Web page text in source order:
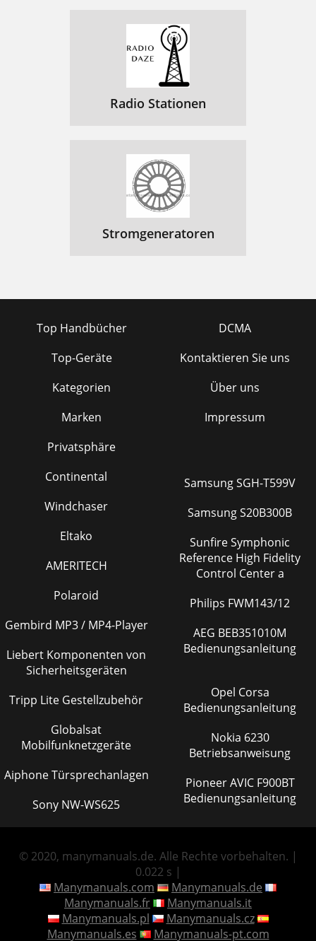
Radio Stationen
Stromgeneratoren
Top Handbücher
Top-Geräte
Kategorien
Marken
Privatsphäre
DCMA
Kontaktieren Sie uns
Über uns
Impressum
Continental
Windchaser
Eltako
AMERITECH
Polaroid
Gembird MP3 / MP4-Player
Liebert Komponenten von
Sicherheitsgeräten
Tripp Lite Gestellzubehör
Globalsat
Mobilfunknetzgeräte
Aiphone Türsprechanlagen
Sony NW-WS625
Samsung SGH-T599V
Samsung S20B300B
Sunfire Symphonic
Reference High Fidelity
Control Center a
Philips FWM143/12
AEG BEB351010M
Bedienungsanleitung
Opel Corsa
Bedienungsanleitung
Nokia 6230
Betriebsanweisung
Pioneer AVIC F900BT
Bedienungsanleitung
© 2020, manymanuals.de. Alle Rechte vorbehalten. |
0.022 s |
Manymanuals.com
Manymanuals.de
Manymanuals.fr
Manymanuals.it
Manymanuals.pl
Manymanuals.cz
Manymanuals.es
Manymanuals-pt.com